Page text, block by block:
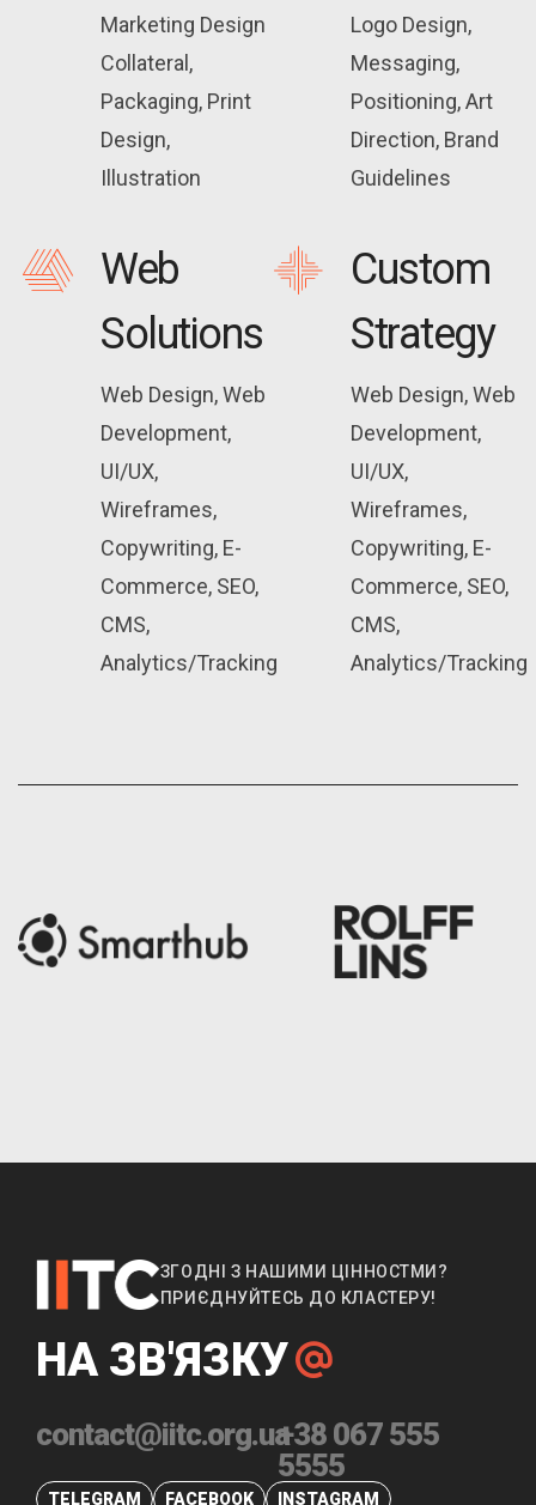
Marketing Design
Collateral,
Packaging, Print
Design,
Illustration
Web
Solutions
Web Design, Web
Development,
UI/UX,
Wireframes,
Copywriting, E-
Commerce, SEO,
CMS,
Analytics/Tracking
Logo Design,
Messaging,
Positioning, Art
Direction, Brand
Guidelines
Custom
Strategy
Web Design, Web
Development,
UI/UX,
Wireframes,
Copywriting, E-
Commerce, SEO,
CMS,
Analytics/Tracking
ЗГОДНІ З НАШИМИ ЦІННОСТМИ?
ПРИЄДНУЙТЕСЬ ДО КЛАСТЕРУ!
НА ЗВ'ЯЗКУ
contact@iitc.org.ua+38 067 555
5555
TELEGRAM FACEBOOK INSTAGRAM